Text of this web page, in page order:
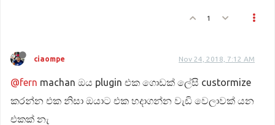
1
ciaompe Nov 24, 2018, 7:12 AM
@fern machan ඔය plugin එක ගොඩක් ලේසි custormize
කරන්න එක නිසා ඔයාට එක හදාගන්න වැඩි වෙලාවක් යන
එකක් නැ